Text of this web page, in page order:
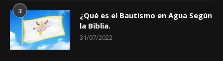
3
¿Qué es el Bautismo en Agua Según
la Biblia.
31/07/2022